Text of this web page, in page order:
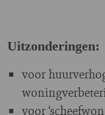
Uitzonderingen:
voor
voor